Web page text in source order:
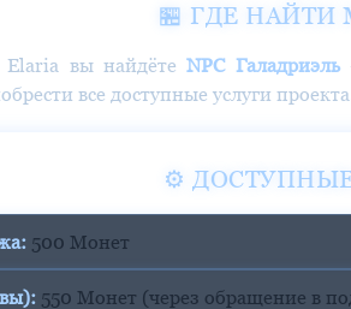
🏪 ГДЕ НАЙТИ
Elaria вы найдётеNPC Галадриэль
все доступные услуги
⚙️
500 Монет
550 Монет (через обращение в